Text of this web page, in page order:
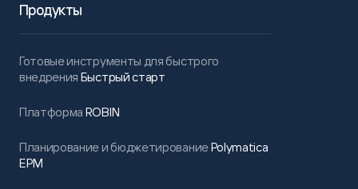
Продукты
Готовые инструменты для быстрого
внедрения Быстрый старт
Платформа ROBIN
Планирование и бюджетированиеPolymatica
EPM